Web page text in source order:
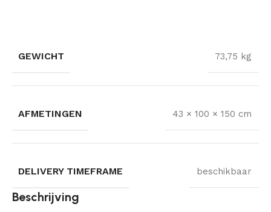
GEWICHT 73,75 kg
AFMETINGEN 43 × 100 × 150 cm
DELIVERY TIMEFRAME beschikbaar
Beschrijving